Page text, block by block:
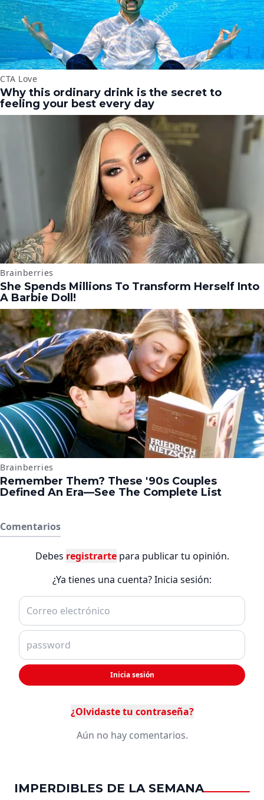
Comentarios
Debes registrartepara publicar tu opinión.
¿Ya tienes una cuenta? Inicia sesión:
Inicia sesión
¿Olvidaste tu contraseña?
Aún no hay comentarios.
IMPERDIBLES DE LA SEMANA